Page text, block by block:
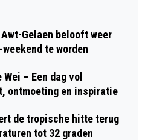
BLIJFT BEHOUD
STEUNEN MET
MONULISA
VOLGENS
Gelaen belooft weer
te worden
– Een dag vol
ontmoeting en inspiratie
de tropische hitte terug
tot 32 graden